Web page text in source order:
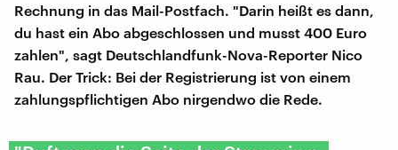
Rechnung in das Mail-Postfach. "Darin heißt es dann,
du hast ein Abo abgeschlossen und musst 400 Euro
zahlen", sagt Deutschlandfunk-Nova-Reporter Nico
Rau. Der Trick: Bei der Registrierung ist von einem
zahlungspflichtigen Abo nirgendwo die Rede.